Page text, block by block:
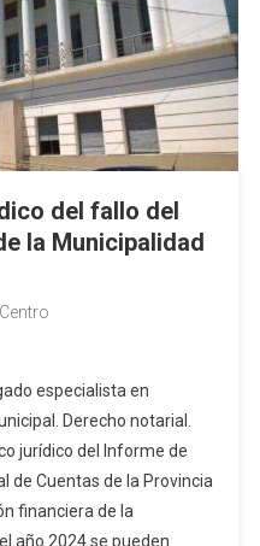
del fallo del
la Municipalidad
especialista en
Derecho notarial.
jurídico del Informe de
de Cuentas de la Provincia
financiera de la
año 2024 se pueden